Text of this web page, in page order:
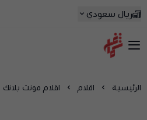
ريال سعودي
شماغ شوب | أفضل متجر
الرئيسية اقلام اقلام مونت بلانك